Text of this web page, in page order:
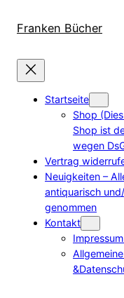
zum
wechseln
Franken Bücher
Startseite
Shop
Shop ist
wegen
Vertrag
Neuigkeiten –
antiquarisch
genommen
Kontakt